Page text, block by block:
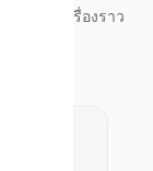
ดตามทุกเรื่องราว